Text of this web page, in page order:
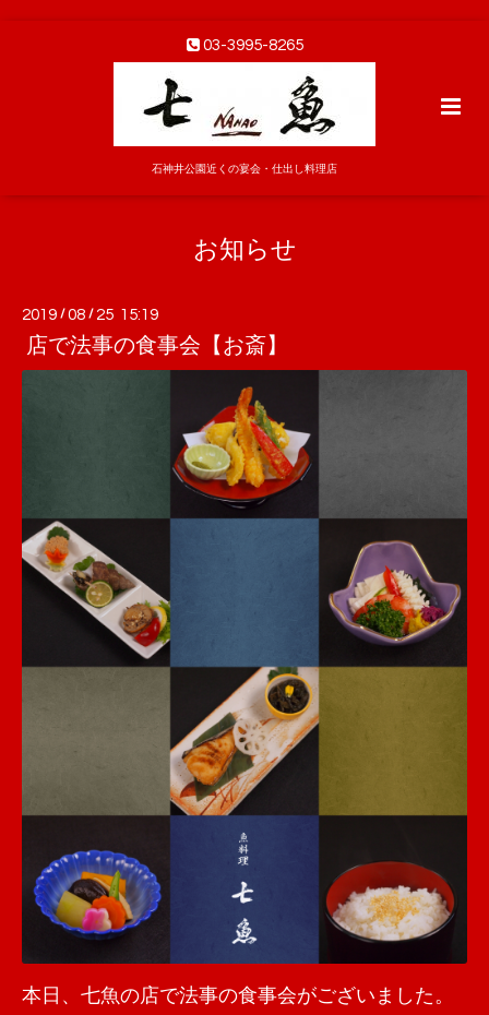
03-3995-8265
石神井公園近くの宴会・仕出し料理店
お知らせ
2019 /08 / 25 15:19
店で法事の食事会【お斎】
本日、七魚の店で法事の食事会がございました。